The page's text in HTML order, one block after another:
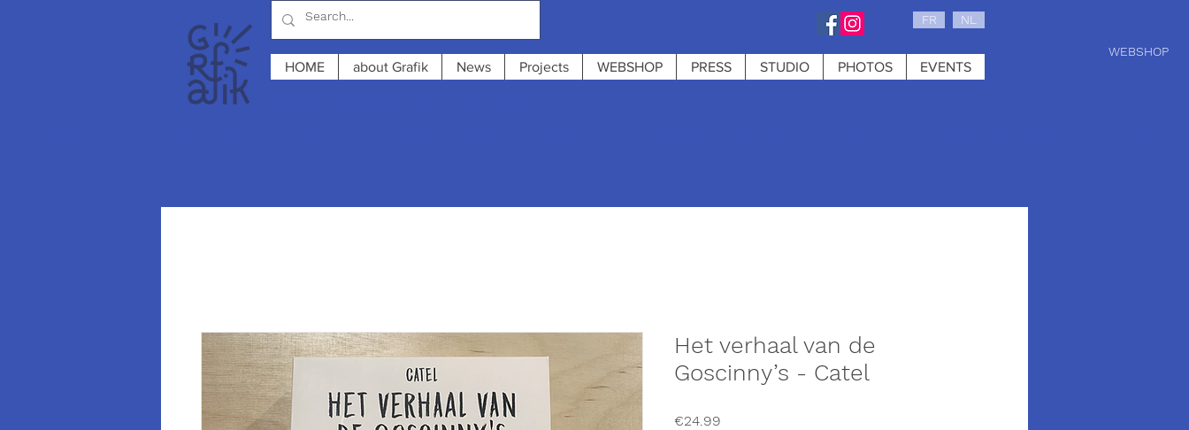
FR NL
HOME about Grafik News Projects WEBSHOP PRESS STUDIO PHOTOS EVENTS
WEBSHOP
Het verhaal van de
Goscinny’s - Catel
€24.99